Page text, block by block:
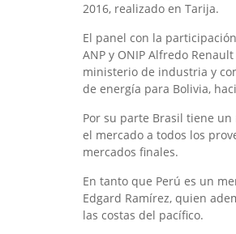
2016, realizado en Tarija.
El panel con la
ANP y ONIP Alfredo
ministerio de industria y
de energía para Bolivia,
Por su parte Brasil tiene
el mercado a todos los
mercados finales.
En tanto que Perú es un
Edgard Ramírez, quien
las costas del pacífico.